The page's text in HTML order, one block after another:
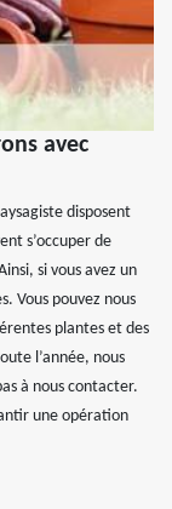
avec
disposent
s’occuper de
si vous avez un
Vous pouvez nous
plantes et des
l’année, nous
à nous contacter.
une opération